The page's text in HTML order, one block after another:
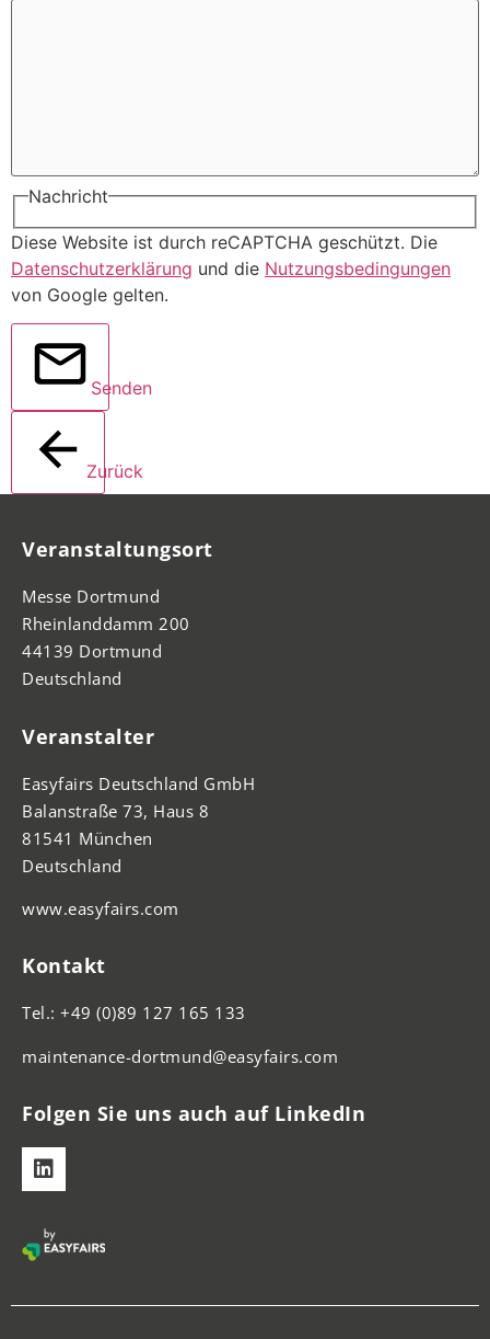
Nachricht
Diese Website ist durch reCAPTCHA geschützt. Die
Datenschutzerklärung und die Nutzungsbedingungen
von Google gelten.
Senden
Zurück
Veranstaltungsort
Messe Dortmund
Rheinlanddamm 200
44139 Dortmund
Deutschland
Veranstalter
Easyfairs Deutschland GmbH
Balanstraße 73, Haus 8
81541 München
Deutschland
www.easyfairs.com
Kontakt
Tel.: +49 (0)89 127 165 133
maintenance-dortmund@easyfairs.com
Folgen Sie uns auch auf LinkedIn